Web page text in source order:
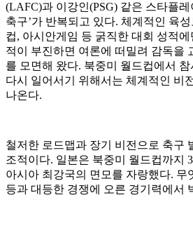
(LAFC)과 이강인(PSG) 같은 스타플레
축구’가 반복되고 있다. 체계적인 육
컵, 아시안게임 등 굵직한 대회 성적
적이 부진하면 여론에 떠밀려 감독을
를 모면해 왔다. 북중미 월드컵에서
다시 일어서기 위해서는 체계적인 비
나온다.
철저한 로드맵과 장기 비전으로 축구
조적이다. 일본은 북중미 월드컵까지
아시아 최강국의 면모를 자랑했다. 무
등과 대등한 경쟁에 오른 경기력에서